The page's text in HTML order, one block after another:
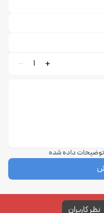
1
داده شده
نظر کاربران